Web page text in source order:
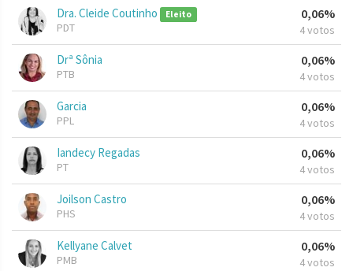
Dra. Cleide Coutinho Eleito
PDT
0,06%
4 votos
Drª Sônia
PTB
0,06%
4 votos
Garcia
PPL
0,06%
4 votos
Iandecy Regadas
PT
0,06%
4 votos
Joilson Castro
PHS
0,06%
4 votos
Kellyane Calvet
PMB
0,06%
4 votos